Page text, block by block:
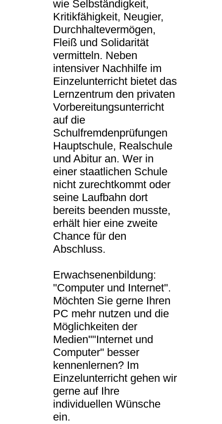
wie Selbständigkeit,
Kritikfähigkeit, Neugier,
Durchhaltevermögen,
Fleiß und Solidarität
vermitteln. Neben
intensiver Nachhilfe im
Einzelunterricht bietet das
Lernzentrum den privaten
Vorbereitungsunterricht
auf die
Schulfremdenprüfungen
Hauptschule, Realschule
und Abitur an. Wer in
einer staatlichen Schule
nicht zurechtkommt oder
seine Laufbahn dort
bereits beenden musste,
erhält hier eine zweite
Chance für den
Abschluss.
Erwachsenenbildung:
''Computer und Internet''.
Möchten Sie gerne Ihren
PC mehr nutzen und die
Möglichkeiten der
Medien''"Internet und
Computer'' besser
kennenlernen? Im
Einzelunterricht gehen wir
gerne auf Ihre
individuellen Wünsche
ein.